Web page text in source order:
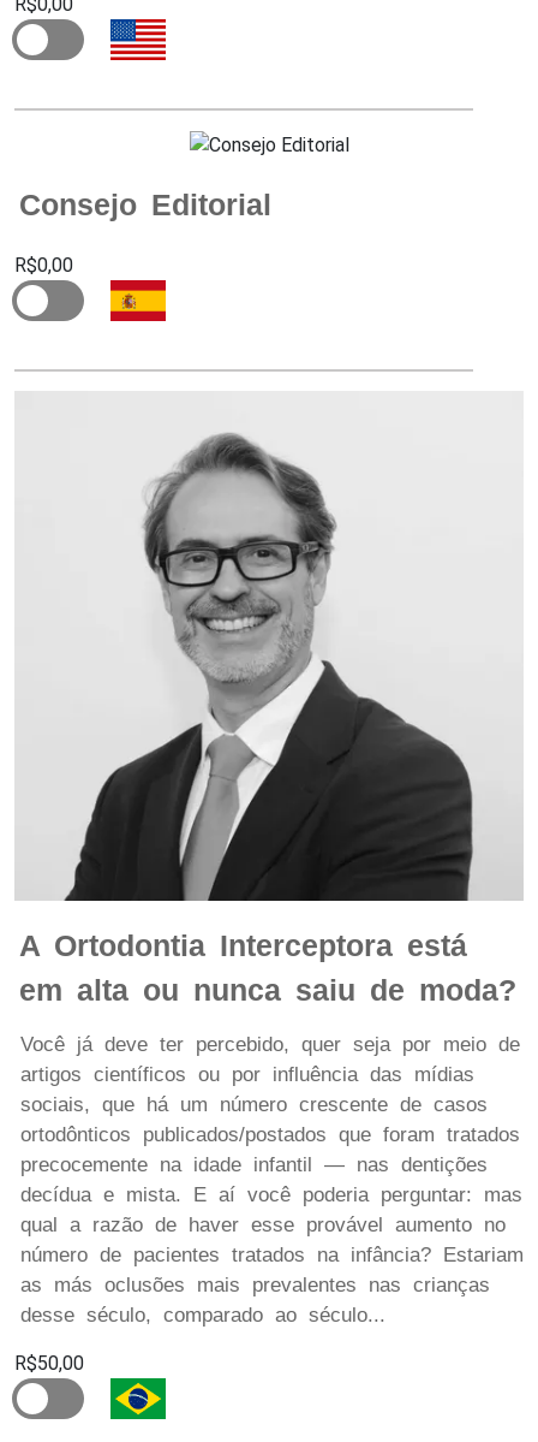
Consejo Editorial
R$0,00
A Ortodontia Interceptora está
em alta ou nunca saiu de moda?
Você já deve ter percebido, quer seja por meio de
artigos científicos ou por influência das mídias
sociais, que há um número crescente de casos
ortodônticos publicados/postados que foram tratados
precocemente na idade infantil — nas dentições
decídua e mista. E aí você poderia perguntar: mas
qual a razão de haver esse provável aumento no
número de pacientes tratados na infância? Estariam
as más oclusões mais prevalentes nas crianças
desse século, comparado ao século...
R$50,00